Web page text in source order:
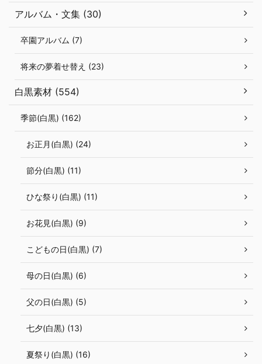
アルバム・文集 (30)
卒園アルバム (7)
将来の夢着せ替え (23)
白黒素材 (554)
季節(白黒) (162)
お正月(白黒) (24)
節分(白黒) (11)
ひな祭り(白黒) (11)
お花見(白黒) (9)
こどもの日(白黒) (7)
母の日(白黒) (6)
父の日(白黒) (5)
七夕(白黒) (13)
夏祭り(白黒) (16)